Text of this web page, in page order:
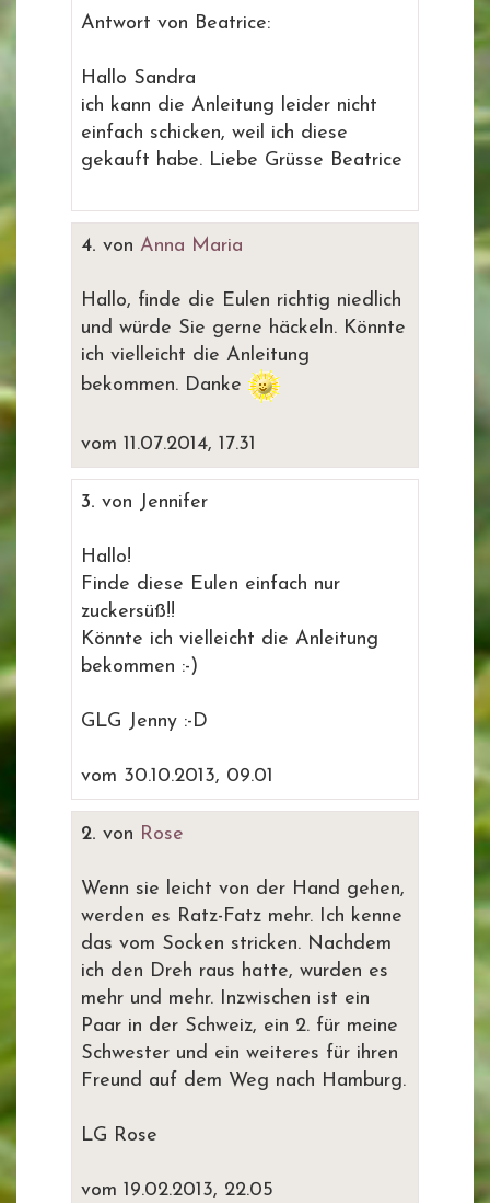
Antwort von Beatrice:
Hallo Sandra
ich kann die Anleitung leider nicht
einfach schicken, weil ich diese
gekauft habe. Liebe Grüsse Beatrice
4. von Anna Maria
Hallo, finde die Eulen richtig niedlich
und würde Sie gerne häckeln. Könnte
ich vielleicht die Anleitung
bekommen. Danke
vom 11.07.2014, 17.31
3. von Jennifer
Hallo!
Finde diese Eulen einfach nur
zuckersüß!!
Könnte ich vielleicht die Anleitung
bekommen :-)
GLG Jenny :-D
vom 30.10.2013, 09.01
2. von Rose
Wenn sie leicht von der Hand gehen,
werden es Ratz-Fatz mehr. Ich kenne
das vom Socken stricken. Nachdem
ich den Dreh raus hatte, wurden es
mehr und mehr. Inzwischen ist ein
Paar in der Schweiz, ein 2. für meine
Schwester und ein weiteres für ihren
Freund auf dem Weg nach Hamburg.
LG Rose
vom 19.02.2013, 22.05